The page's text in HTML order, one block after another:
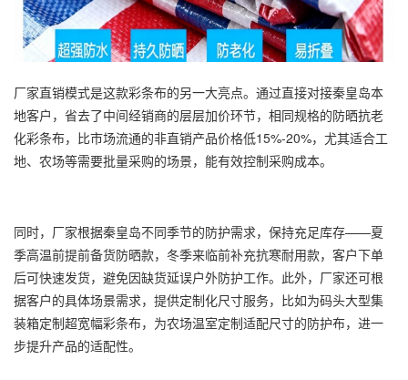
厂家直销模式是这款彩条布的另一大亮点。通过直接对接秦皇岛本
地客户，省去了中间经销商的层层加价环节，相同规格的防晒抗老
化彩条布，比市场流通的非直销产品价格低15%-20%，尤其适合工
地、农场等需要批量采购的场景，能有效控制采购成本。
同时，厂家根据秦皇岛不同季节的防护需求，保持充足库存——夏
季高温前提前备货防晒款，冬季来临前补充抗寒耐用款，客户下单
后可快速发货，避免因缺货延误户外防护工作。此外，厂家还可根
据客户的具体场景需求，提供定制化尺寸服务，比如为码头大型集
装箱定制超宽幅彩条布，为农场温室定制适配尺寸的防护布，进一
步提升产品的适配性。